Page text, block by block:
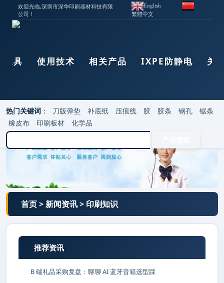
欢迎光临,深圳市深华印刷器材科技有限
公司！
English
繁體中文
工具 使用技术 相关产品 IXPE防静电 关
热门关键词 ： 刀版弹垫 补底纸 压痕线 胶 胶条 钢孔
锯条
橡皮布
印刷板材 化学品
首页>新闻资讯> 印刷知识
推荐资讯
B 端礼品采购复盘：聊聊 AI 蓝牙音箱选型踩